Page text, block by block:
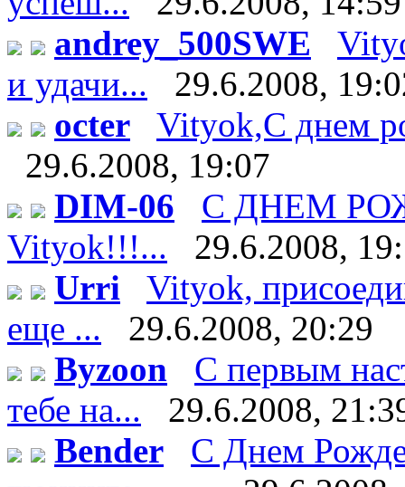
andrey_500SWE
и удачи...
29.6.2008,
octer
Vityok,С днем
29.6.2008, 19:07
DIM-06
С ДНЕМ
Vityok!!!...
29.6.2008,
Urri
Vityok,
еще ...
29.6.2008, 20:29
Byzoon
С первым
тебе на...
29.6.2008,
Bender
С Днем